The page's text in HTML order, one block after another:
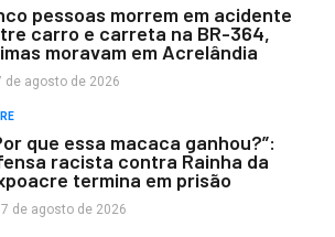
pessoas morrem em acidente
carro e carreta na BR-364,
moravam em Acrelândia
de agosto de 2026
que essa macaca ganhou?”:
racista contra Rainha da
termina em prisão
7 de agosto de 2026